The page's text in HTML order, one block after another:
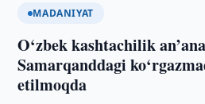
MADANIYAT
O‘zbek kashtachilik
Samarqanddagi
etilmoqda